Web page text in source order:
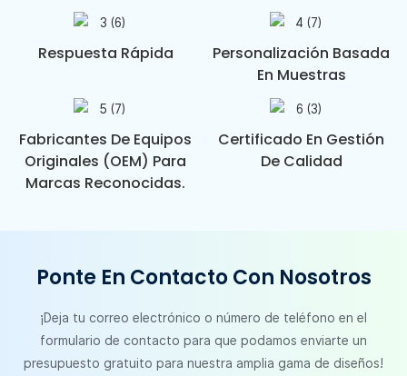
Respuesta Rápida
Personalización Basada
En Muestras
Fabricantes De Equipos
Originales (OEM) Para
Marcas Reconocidas.
Certificado En Gestión
De Calidad
Ponte En Contacto Con Nosotros
¡Deja tu correo electrónico o número de teléfono en el
formulario de contacto para que podamos enviarte un
presupuesto gratuito para nuestra amplia gama de diseños!